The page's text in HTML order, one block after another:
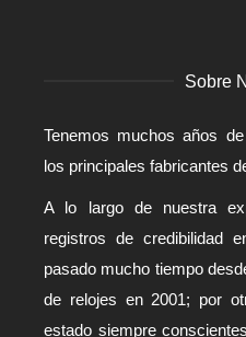
Sobre
Tenemos muchos años
los principales fabricantes
A lo largo de nuestra
registros de credibilidad
pasado mucho tiempo
de relojes en 2001; por
estado siempre